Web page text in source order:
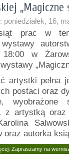
„Magiczne
poniedziałek, 16,
prac w
18:00 w
artystki pełna
postaci oraz
z artystką oraz
oraz autorka
Zapraszamy na